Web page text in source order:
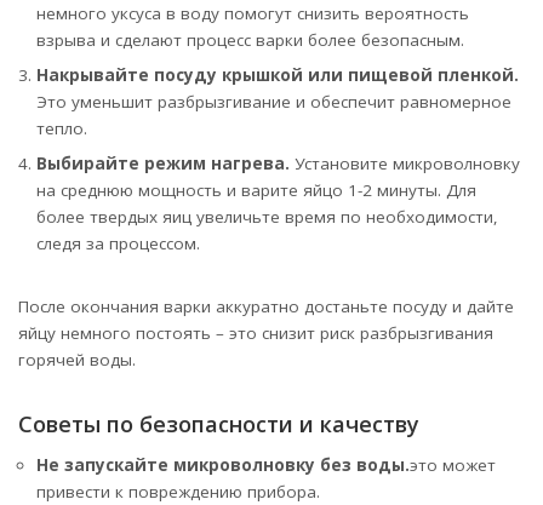
немного уксуса в воду помогут снизить вероятность
взрыва и сделают процесс варки более безопасным.
Накрывайте посуду крышкой или пищевой пленкой.
Это уменьшит разбрызгивание и обеспечит равномерное
тепло.
Выбирайте режим нагрева. Установите микроволновку
на среднюю мощность и варите яйцо 1-2 минуты. Для
более твердых яиц увеличьте время по необходимости,
следя за процессом.
После окончания варки аккуратно достаньте посуду и дайте
яйцу немного постоять – это снизит риск разбрызгивания
горячей воды.
Советы по безопасности и качеству
Не запускайте микроволновку без воды.это может
привести к повреждению прибора.